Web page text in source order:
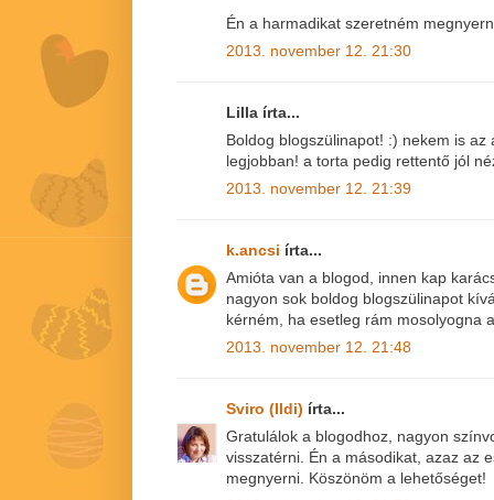
Én a harmadikat szeretném
2013. november 12. 21:30
Lilla írta...
Boldog blogszülinapot! :) nekem is
legjobban! a torta pedig rettentő jól
2013. november 12. 21:39
k.ancsi írta...
Amióta van a blogod, innen kap
nagyon sok boldog blogszülinapot
kérném, ha esetleg rám mosolyogna
2013. november 12. 21:48
Sviro (Ildi) írta...
Gratulálok a blogodhoz, nagyon
visszatérni. Én a másodikat, azaz az
megnyerni. Köszönöm a lehetőséget!